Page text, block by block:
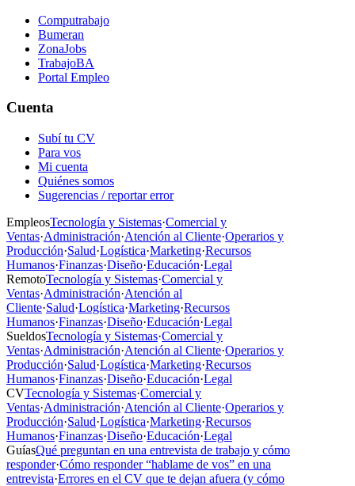
Computrabajo
Bumeran
ZonaJobs
TrabajoBA
Portal Empleo
Cuenta
Subí tu CV
Para vos
Mi cuenta
Quiénes somos
Sugerencias / reportar error
EmpleosTecnología y Sistemas·Comercial y
Ventas·Administración·Atención al Cliente·Operarios y
Producción·Salud·Logística·Marketing·Recursos
Humanos·Finanzas·Diseño·Educación·Legal
RemotoTecnología y Sistemas·Comercial y
Ventas·Administración·Atención al
Cliente·Salud·Logística·Marketing·Recursos
Humanos·Finanzas·Diseño·Educación·Legal
SueldosTecnología y Sistemas·Comercial y
Ventas·Administración·Atención al Cliente·Operarios y
Producción·Salud·Logística·Marketing·Recursos
Humanos·Finanzas·Diseño·Educación·Legal
CVTecnología y Sistemas·Comercial y
Ventas·Administración·Atención al Cliente·Operarios y
Producción·Salud·Logística·Marketing·Recursos
Humanos·Finanzas·Diseño·Educación·Legal
GuíasQué preguntan en una entrevista de trabajo y cómo
responder·Cómo responder “hablame de vos” en una
entrevista·Errores en el CV que te dejan afuera (y cómo